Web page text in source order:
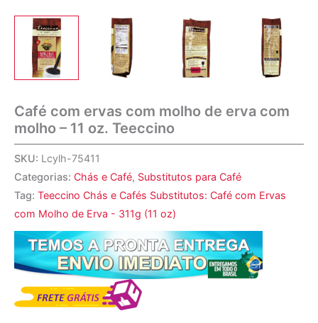
Café com ervas com molho de erva com
molho – 11 oz. Teeccino
SKU: Lcylh-75411
Categorias: Chás e Café, Substitutos para Café
Tag: Teeccino Chás e Cafés Substitutos: Café com Ervas
com Molho de Erva - 311g (11 oz)